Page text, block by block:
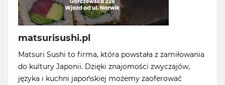
matsurisushi.pl
Matsuri Sushi to firma, która powstała z zamiłowania
do kultury Japonii. Dzięki znajomości zwyczajów,
języka i kuchni japońskiej możemy zaoferować